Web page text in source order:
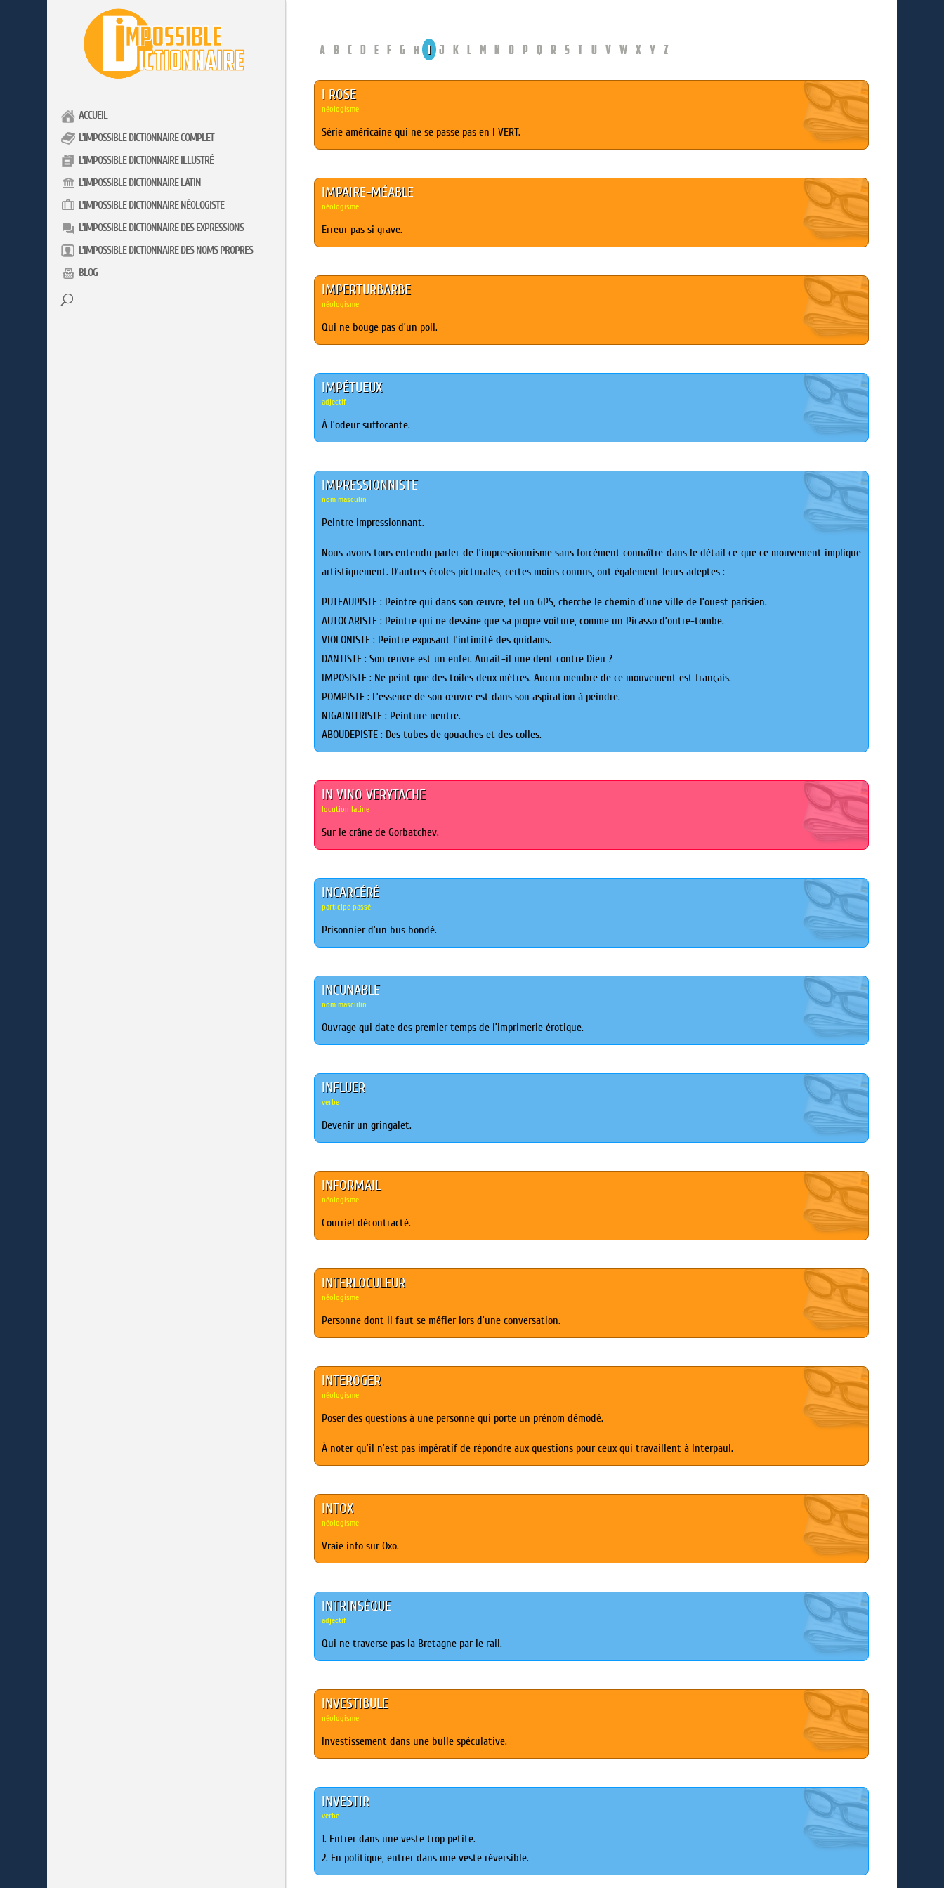
ACCUEIL
L’IMPOSSIBLE DICTIONNAIRE COMPLET
L’IMPOSSIBLE DICTIONNAIRE ILLUSTRÉ
L’IMPOSSIBLE DICTIONNAIRE LATIN
L’IMPOSSIBLE DICTIONNAIRE NÉOLOGISTE
L’IMPOSSIBLE DICTIONNAIRE DES EXPRESSIONS
L’IMPOSSIBLE DICTIONNAIRE DES NOMS PROPRES
BLOG
A B C D E F G H I J K L M N O P Q R S T U V W X Y Z
I ROSE
néologisme
Série américaine qui ne se passe pas en I VERT.
IMPAIRE-MÉABLE
néologisme
Erreur pas si grave.
IMPERTURBARBE
néologisme
Qui ne bouge pas d’un poil.
IMPÉTUEUX
adjectif
À l’odeur suffocante.
IMPRESSIONNISTE
nom masculin
Peintre impressionnant.
Nous avons tous entendu parler de l’impressionnisme sans forcément connaître dans le détail ce que ce mouvement implique
artistiquement. D’autres écoles picturales, certes moins connus, ont également leurs adeptes :
PUTEAUPISTE : Peintre qui dans son œuvre, tel un GPS, cherche le chemin d’une ville de l’ouest parisien.
AUTOCARISTE : Peintre qui ne dessine que sa propre voiture, comme un Picasso d’outre-tombe.
VIOLONISTE : Peintre exposant l’intimité des quidams.
DANTISTE : Son œuvre est un enfer. Aurait-il une dent contre Dieu ?
IMPOSISTE : Ne peint que des toiles deux mètres. Aucun membre de ce mouvement est français.
POMPISTE : L’essence de son œuvre est dans son aspiration à peindre.
NIGAINITRISTE : Peinture neutre.
ABOUDEPISTE : Des tubes de gouaches et des colles.
IN VINO VERYTACHE
locution latine
Sur le crâne de Gorbatchev.
INCARCÉRÉ
participe passé
Prisonnier d’un bus bondé.
INCUNABLE
nom masculin
Ouvrage qui date des premier temps de l’imprimerie érotique.
INFLUER
verbe
Devenir un gringalet.
INFORMAIL
néologisme
Courriel décontracté.
INTERLOCULEUR
néologisme
Personne dont il faut se méfier lors d’une conversation.
INTEROGER
néologisme
Poser des questions à une personne qui porte un prénom démodé.
À noter qu’il n’est pas impératif de répondre aux questions pour ceux qui travaillent à Interpaul.
INTOX
néologisme
Vraie info sur Oxo.
INTRINSÈQUE
adjectif
Qui ne traverse pas la Bretagne par le rail.
INVESTIBULE
néologisme
Investissement dans une bulle spéculative.
INVESTIR
verbe
1. Entrer dans une veste trop petite.
2. En politique, entrer dans une veste réversible.